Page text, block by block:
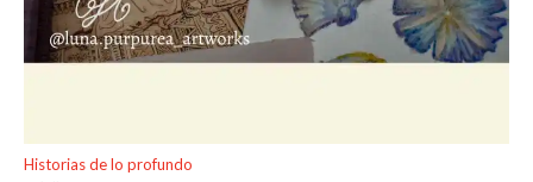
Historias de lo profundo